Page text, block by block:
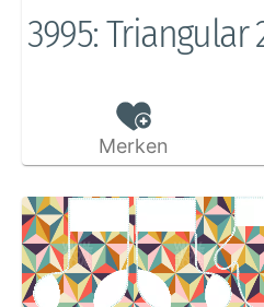
3995: Triangular
Merken